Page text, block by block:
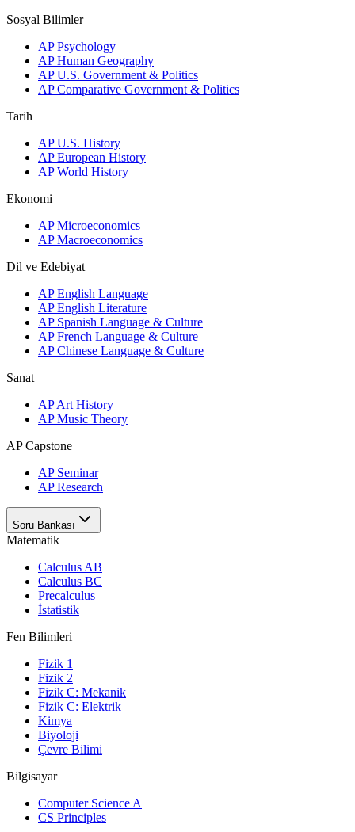
Sosyal Bilimler
AP Psychology
AP Human Geography
AP U.S. Government & Politics
AP Comparative Government & Politics
Tarih
AP U.S. History
AP European History
AP World History
Ekonomi
AP Microeconomics
AP Macroeconomics
Dil ve Edebiyat
AP English Language
AP English Literature
AP Spanish Language & Culture
AP French Language & Culture
AP Chinese Language & Culture
Sanat
AP Art History
AP Music Theory
AP Capstone
AP Seminar
AP Research
Soru Bankası
Matematik
Calculus AB
Calculus BC
Precalculus
İstatistik
Fen Bilimleri
Fizik 1
Fizik 2
Fizik C: Mekanik
Fizik C: Elektrik
Kimya
Biyoloji
Çevre Bilimi
Bilgisayar
Computer Science A
CS Principles